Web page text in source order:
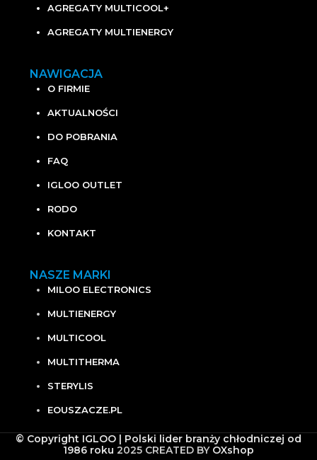
AGREGATY MULTICOOL+
AGREGATY MULTIENERGY
NAWIGACJA
O FIRMIE
AKTUALNOŚCI
DO POBRANIA
FAQ
IGLOO OUTLET
RODO
KONTAKT
NASZE MARKI
MILOO ELECTRONICS
MULTIENERGY
MULTICOOL
MULTITHERMA
STERYLIS
EOUSZACZE.PL
© Copyright IGLOO | Polski lider branży chłodniczej od
1986 roku 2025 CREATED BY OXshop